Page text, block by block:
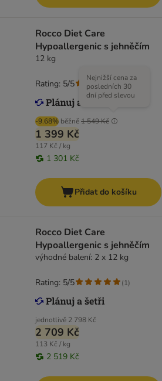
Rocco Diet Care
Hypoallergenic s jehněčím
12 kg
-9.68% běžně1 549 Kč
Nejnižší cena za
posledních 30
dní před slevou
1 399 Kč
117 Kč / kg
1 301 Kč
Rating: 5/5 1)
Přidat do košíku
Rocco Diet Care
Hypoallergenic s jehněčím
výhodné balení: 2 x 12 kg
jednotlivě 2 798 Kč
2 709 Kč
113 Kč / kg
2 519 Kč
Rating: 5/5 (1)